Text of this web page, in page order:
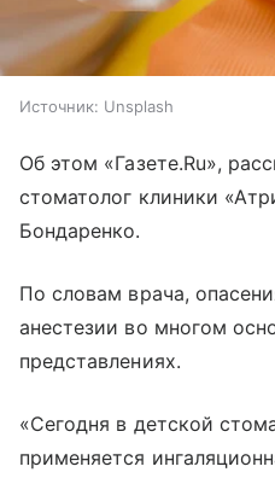
Источник: Unsplash
Об этом «Газете.Ru»,
стоматолог клиники
Бондаренко.
По словам врача,
анестезии во многом
представлениях.
«Сегодня в детской
применяется